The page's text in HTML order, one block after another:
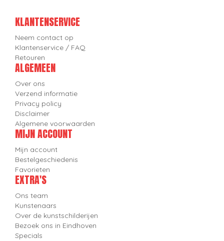
KLANTENSERVICE
Neem contact op
Klantenservice / FAQ
Retouren
ALGEMEEN
Over ons
Verzend informatie
Privacy policy
Disclaimer
Algemene voorwaarden
MIJN ACCOUNT
Mijn account
Bestelgeschiedenis
Favorieten
EXTRA'S
Ons team
Kunstenaars
Over de kunstschilderijen
Bezoek ons in Eindhoven
Specials